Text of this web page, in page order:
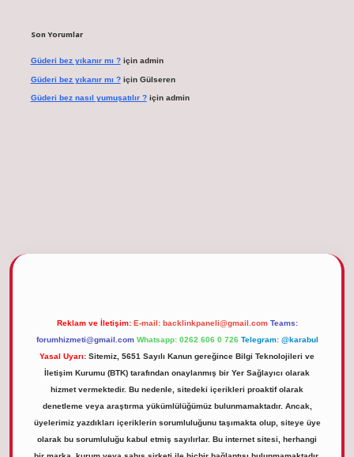
Son Yorumlar
Güderi bez yıkanır mı ?için admin
Güderi bez yıkanır mı ?için Gülseren
Güderi bez nasıl yumuşatılır ?için admin
Reklam ve İletişim: E-mail: backlinkpaneli@gmail.com Teams:
forumhizmeti@gmail.com Whatsapp: 0262 606 0 726 Telegram: @karabul
Yasal Uyarı: Sitemiz, 5651 Sayılı Kanun gereğince Bilgi Teknolojileri ve
İletişim Kurumu (BTK) tarafından onaylanmış bir Yer Sağlayıcı olarak
hizmet vermektedir. Bu nedenle, sitedeki içerikleri proaktif olarak
denetleme veya araştırma yükümlülüğümüz bulunmamaktadır. Ancak,
üyelerimiz yazdıkları içeriklerin sorumluluğunu taşımakta olup, siteye üye
olarak bu sorumluluğu kabul etmiş sayılırlar. Bu internet sitesi, herhangi